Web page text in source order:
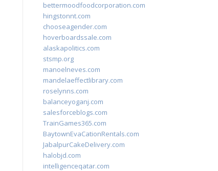
bettermoodfoodcorporation.com
hingstonnt.com
chooseagender.com
hoverboardssale.com
alaskapolitics.com
stsmp.org
manoelneves.com
mandelaeffectlibrary.com
roselynns.com
balanceyoganj.com
salesforceblogs.com
TrainGames365.com
BaytownEvaCationRentals.com
JabalpurCakeDelivery.com
halobjd.com
intelligenceqatar.com